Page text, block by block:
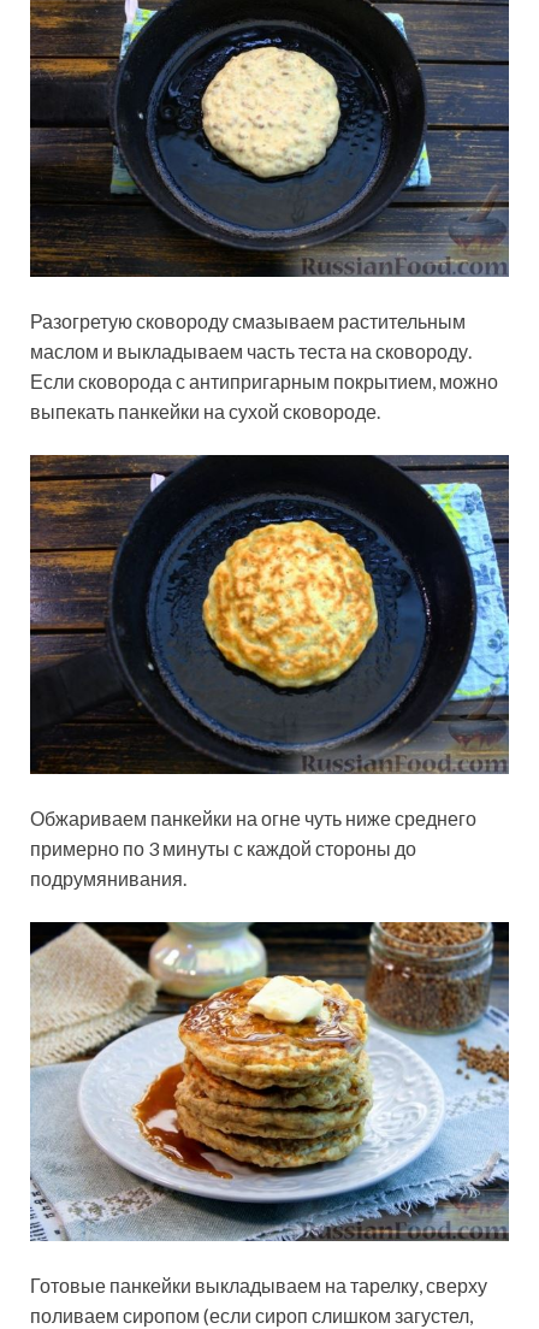
Разогретую сковороду смазываем растительным
маслом и выкладываем часть теста на сковороду.
Если сковорода с антипригарным покрытием, можно
выпекать панкейки на сухой сковороде.
Обжариваем панкейки на огне чуть ниже среднего
примерно по 3 минуты с каждой стороны до
подрумянивания.
Готовые панкейки выкладываем на тарелку, сверху
поливаем сиропом (если сироп слишком загустел,